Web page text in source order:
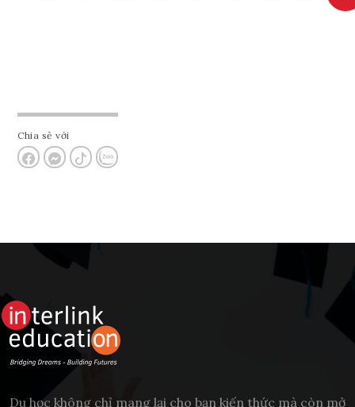
Chia sẻ với
Du học không chỉ mang lại cho bạn kiến thức mà còn mở